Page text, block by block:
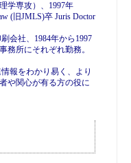
学専攻）、1997年
(旧JMLS)卒 Juris Doctor
会社、1984年から1997
務所にそれぞれ勤務。
報をわかり易く、より
や関心が有る方の役に